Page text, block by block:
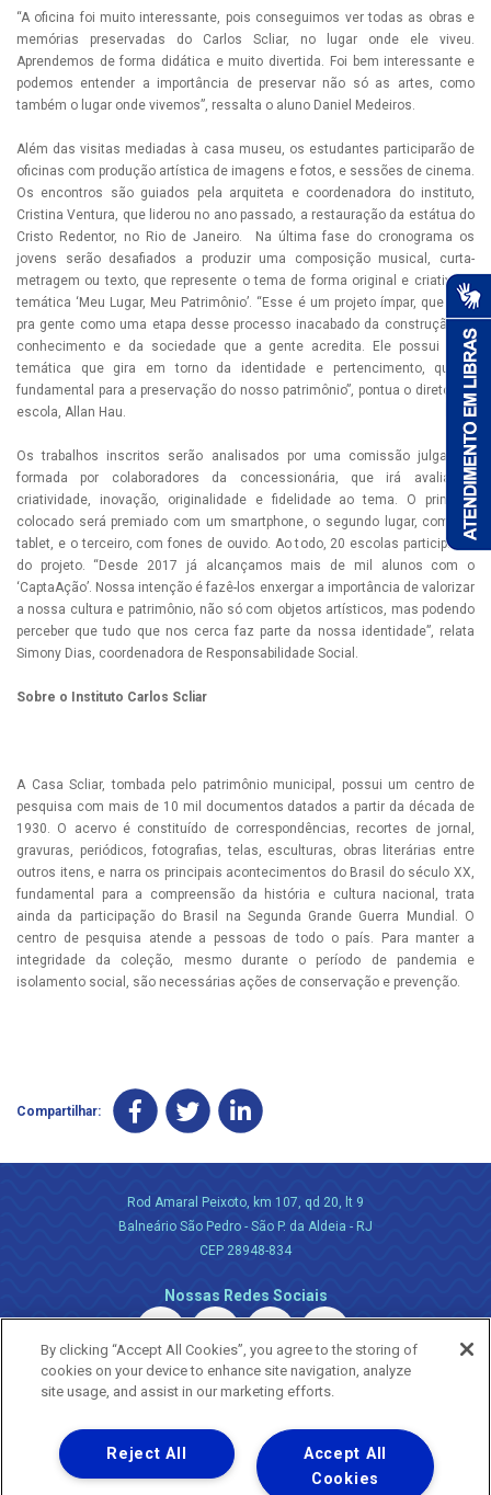
“A oficina foi muito interessante, pois conseguimos ver todas as obras e
memórias preservadas do Carlos Scliar, no lugar onde ele viveu.
Aprendemos de forma didática e muito divertida. Foi bem interessante e
podemos entender a importância de preservar não só as artes, como
também o lugar onde vivemos”, ressalta o aluno Daniel Medeiros.
Além das visitas mediadas à casa museu, os estudantes participarão de
oficinas com produção artística de imagens e fotos, e sessões de cinema.
Os encontros são guiados pela arquiteta e coordenadora do instituto,
Cristina Ventura, que liderou no ano passado, a restauração da estátua do
Cristo Redentor, no Rio de Janeiro. Na última fase do cronograma os
jovens serão desafiados a produzir uma composição musical, curta-
metragem ou texto, que represente o tema de forma original e criativa, a
temática ‘Meu Lugar, Meu Patrimônio’. “Esse é um projeto ímpar, que vem
pra gente como uma etapa desse processo inacabado da construção do
conhecimento e da sociedade que a gente acredita. Ele possui uma
temática que gira em torno da identidade e pertencimento, que é
fundamental para a preservação do nosso patrimônio”, pontua o diretor da
escola, Allan Hau.
Os trabalhos inscritos serão analisados por uma comissão julgadora
formada por colaboradores da concessionária, que irá avaliar a
criatividade, inovação, originalidade e fidelidade ao tema. O primeiro
colocado será premiado com um smartphone, o segundo lugar, com um
tablet, e o terceiro, com fones de ouvido. Ao todo, 20 escolas participarão
do projeto. “Desde 2017 já alcançamos mais de mil alunos com o
‘CaptaAção’. Nossa intenção é fazê-los enxergar a importância de valorizar
a nossa cultura e patrimônio, não só com objetos artísticos, mas podendo
perceber que tudo que nos cerca faz parte da nossa identidade”, relata
Simony Dias, coordenadora de Responsabilidade Social.
Sobre o Instituto Carlos Scliar
A Casa Scliar, tombada pelo patrimônio municipal, possui um centro de
pesquisa com mais de 10 mil documentos datados a partir da década de
1930. O acervo é constituído de correspondências, recortes de jornal,
gravuras, periódicos, fotografias, telas, esculturas, obras literárias entre
outros itens, e narra os principais acontecimentos do Brasil do século XX,
fundamental para a compreensão da história e cultura nacional, trata
ainda da participação do Brasil na Segunda Grande Guerra Mundial. O
centro de pesquisa atende a pessoas de todo o país. Para manter a
integridade da coleção, mesmo durante o período de pandemia e
isolamento social, são necessárias ações de conservação e prevenção.
Compartilhar:
Rod Amaral Peixoto, km 107, qd 20, lt 9
Balneário São Pedro - São P. da Aldeia - RJ
CEP 28948-834
Nossas Redes Sociais
Uma empresa
Copyright ® 2026 - Todos os Direitos Reservados.
By clicking “Accept All Cookies”, you agree to the storing of
cookies on your device to enhance site navigation, analyze
site usage, and assist in our marketing efforts.
Accept All
Cookies
Reject All